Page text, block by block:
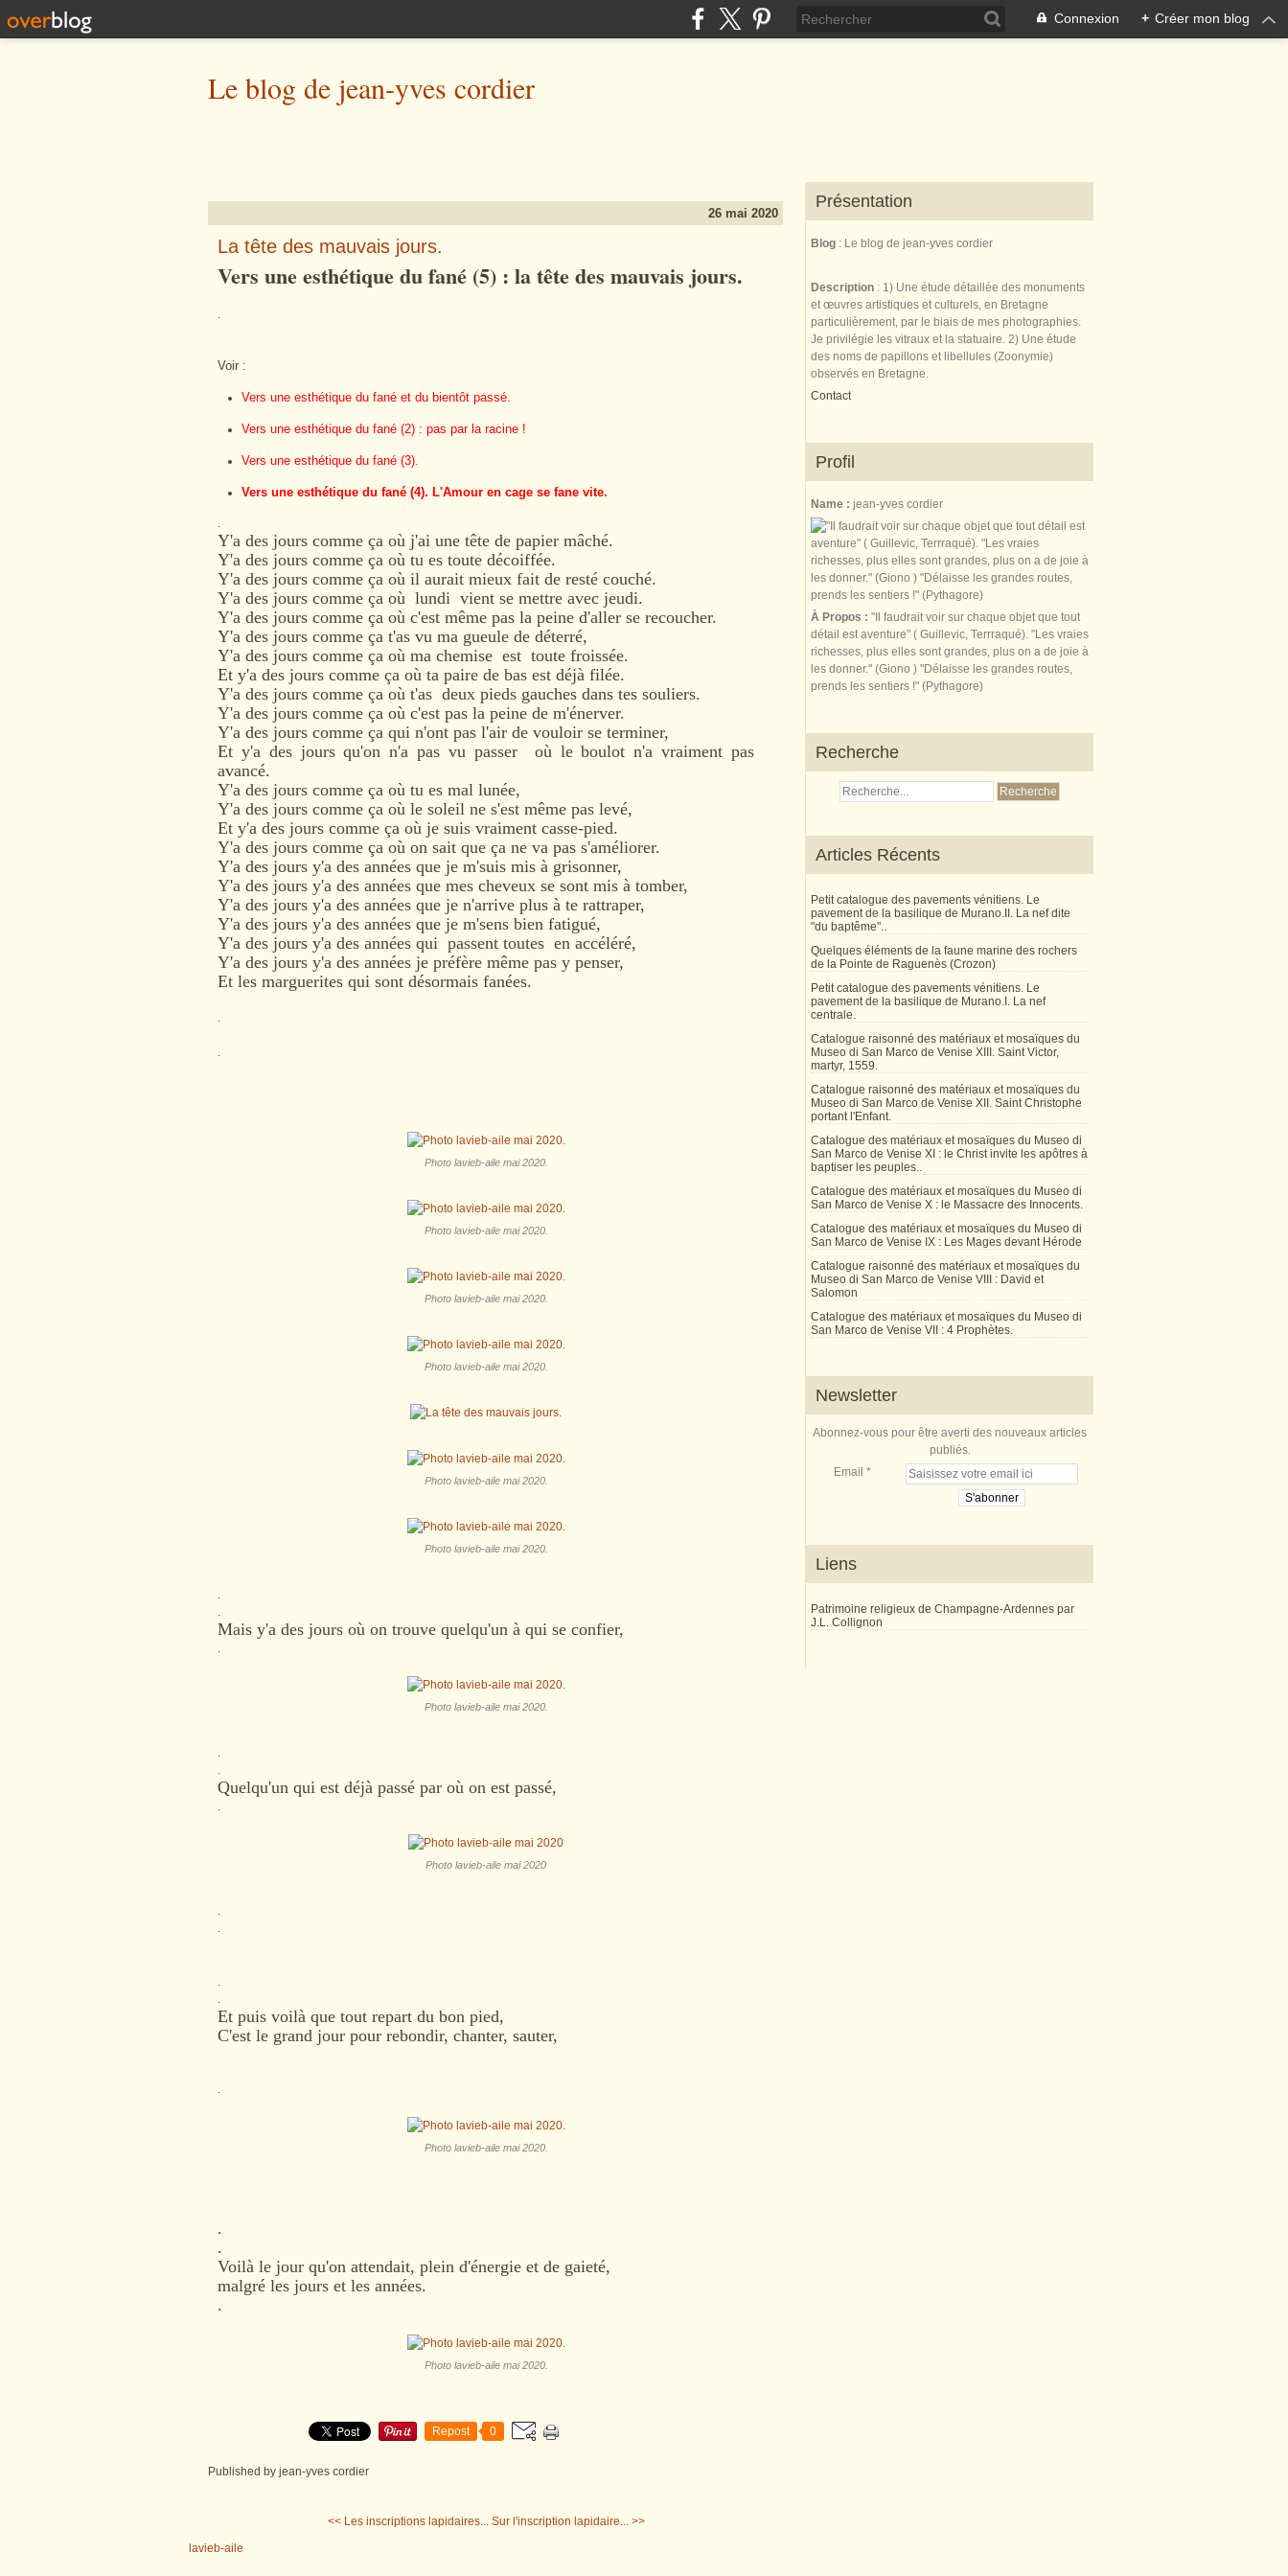
Connexion + Créer mon blog
Le blog de jean-yves cordier
26 mai 2020
La tête des mauvais jours.
Vers une esthétique du fané (5) : la tête des mauvais jours.
.
Voir :
Vers une esthétique du fané et du bientôt passé.
Vers une esthétique du fané (2) : pas par la racine !
Vers une esthétique du fané (3).
Vers une esthétique du fané (4). L'Amour en cage se fane vite.
.
Y'a des jours comme ça où j'ai une tête de papier mâché.
Y'a des jours comme ça où tu es toute décoiffée.
Y'a des jours comme ça où il aurait mieux fait de resté couché.
Y'a des jours comme ça où lundi vient se mettre avec jeudi.
Y'a des jours comme ça où c'est même pas la peine d'aller se recoucher.
Y'a des jours comme ça t'as vu ma gueule de déterré,
Y'a des jours comme ça où ma chemise est toute froissée.
Et y'a des jours comme ça où ta paire de bas est déjà filée.
Y'a des jours comme ça où t'as deux pieds gauches dans tes souliers.
Y'a des jours comme ça où c'est pas la peine de m'énerver.
Y'a des jours comme ça qui n'ont pas l'air de vouloir se terminer,
Et y'a des jours qu'on n'a pas vu passer où le boulot n'a vraiment pas
avancé.
Y'a des jours comme ça où tu es mal lunée,
Y'a des jours comme ça où le soleil ne s'est même pas levé,
Et y'a des jours comme ça où je suis vraiment casse-pied.
Y'a des jours comme ça où on sait que ça ne va pas s'améliorer.
Y'a des jours y'a des années que je m'suis mis à grisonner,
Y'a des jours y'a des années que mes cheveux se sont mis à tomber,
Y'a des jours y'a des années que je n'arrive plus à te rattraper,
Y'a des jours y'a des années que je m'sens bien fatigué,
Y'a des jours y'a des années qui passent toutes en accéléré,
Y'a des jours y'a des années je préfère même pas y penser,
Et les marguerites qui sont désormais fanées.
.
.
Photo lavieb-aile mai 2020.
Photo lavieb-aile mai 2020.
Photo lavieb-aile mai 2020.
Photo lavieb-aile mai 2020.
Photo lavieb-aile mai 2020.
Photo lavieb-aile mai 2020.
.
.
Mais y'a des jours où on trouve quelqu'un à qui se confier,
.
Photo lavieb-aile mai 2020.
.
.
Quelqu'un qui est déjà passé par où on est passé,
.
Photo lavieb-aile mai 2020
.
.
.
.
Et puis voilà que tout repart du bon pied,
C'est le grand jour pour rebondir, chanter, sauter,
.
Photo lavieb-aile mai 2020.
.
.
Voilà le jour qu'on attendait, plein d'énergie et de gaieté,
malgré les jours et les années.
.
Photo lavieb-aile mai 2020.
Repost 0
Published by jean-yves cordier
<< Les inscriptions lapidaires... Sur l'inscription lapidaire... >>
Présentation
Blog : Le blog de jean-yves cordier
Description : 1) Une étude détaillée des monuments
et œuvres artistiques et culturels, en Bretagne
particulièrement, par le biais de mes photographies.
Je privilégie les vitraux et la statuaire. 2) Une étude
des noms de papillons et libellules (Zoonymie)
observés en Bretagne.
Contact
Profil
Name : jean-yves cordier
À Propos : "Il faudrait voir sur chaque objet que tout
détail est aventure" ( Guillevic, Terrraqué). "Les vraies
richesses, plus elles sont grandes, plus on a de joie à
les donner." (Giono ) "Délaisse les grandes routes,
prends les sentiers !" (Pythagore)
Recherche
Articles Récents
Petit catalogue des pavements vénitiens. Le
pavement de la basilique de Murano.II. La nef dite
"du baptême"..
Quelques éléments de la faune marine des rochers
de la Pointe de Raguenès (Crozon)
Petit catalogue des pavements vénitiens. Le
pavement de la basilique de Murano.I. La nef
centrale.
Catalogue raisonné des matériaux et mosaïques du
Museo di San Marco de Venise XIII. Saint Victor,
martyr, 1559.
Catalogue raisonné des matériaux et mosaïques du
Museo di San Marco de Venise XII. Saint Christophe
portant l'Enfant.
Catalogue des matériaux et mosaïques du Museo di
San Marco de Venise XI : le Christ invite les apôtres à
baptiser les peuples..
Catalogue des matériaux et mosaïques du Museo di
San Marco de Venise X : le Massacre des Innocents.
Catalogue des matériaux et mosaïques du Museo di
San Marco de Venise IX : Les Mages devant Hérode
Catalogue raisonné des matériaux et mosaïques du
Museo di San Marco de Venise VIII : David et
Salomon
Catalogue des matériaux et mosaïques du Museo di
San Marco de Venise VII : 4 Prophètes.
Newsletter
Abonnez-vous pour être averti des nouveaux articles
publiés.
Email
Liens
Patrimoine religieux de Champagne-Ardennes par
J.L. Collignon
lavieb-aile